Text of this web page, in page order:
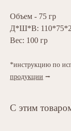
Объем - 75 гр
Д*Ш*В:
Вес: 100 гр
*инструкцию по
продукции ⭢
С этим